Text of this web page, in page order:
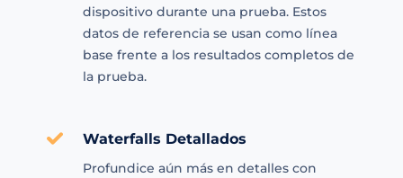
dispositivo durante una prueba. Estos
datos de referencia se usan como línea
base frente a los resultados completos de
la prueba.
Waterfalls Detallados
Profundice aún más en detalles con